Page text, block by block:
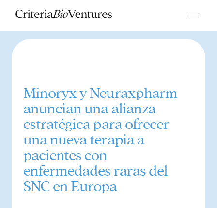
Minoryx y Neuraxpharm
anuncian una alianza
estratégica para ofrecer
una nueva terapia a
pacientes con
enfermedades raras del
SNC en Europa